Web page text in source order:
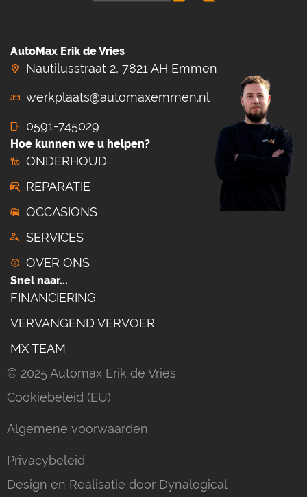
AutoMax Erik de Vries
Nautilusstraat 2, 7821 AH Emmen
werkplaats@automaxemmen.nl
0591-745029
Hoe kunnen we u helpen?
ONDERHOUD
REPARATIE
OCCASIONS
SERVICES
OVER ONS
Snel naar...
FINANCIERING
VERVANGEND VERVOER
MX TEAM
© 2025 Automax Erik de Vries
Cookiebeleid (EU)
Algemene voorwaarden
Privacybeleid
Design en Realisatie door Dynalogical